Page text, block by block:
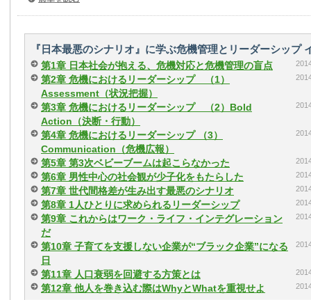
『日本最悪のシナリオ』に学ぶ危機管理とリーダーシップ
第1章 日本社会が抱える、危機対応と危機管理の盲点
第2章 危機におけるリーダーシップ （1）
Assessment（状況把握）
第3章 危機におけるリーダーシップ （2）Bold
Action（決断・行動）
第4章 危機におけるリーダーシップ （3）
Communication（危機広報）
第5章 第3次ベビーブームは起こらなかった
第6章 男性中心の社会観が少子化をもたらした
第7章 世代間格差が生み出す最悪のシナリオ
第8章 1人ひとりに求められるリーダーシップ
第9章 これからはワーク・ライフ・インテグレーション
だ
第10章 子育てを支援しない企業が“ブラック企業”になる
日
第11章 人口衰弱を回避する方策とは
第12章 他人を巻き込む際はWhyとWhatを重視せよ